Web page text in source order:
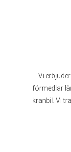
Vi
förmedlar
kranbil. Vi